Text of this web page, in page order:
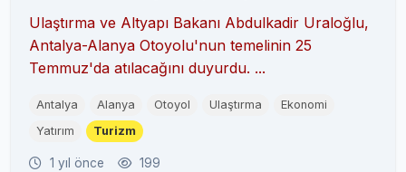
Ulaştırma ve Altyapı Bakanı Abdulkadir Uraloğlu,
Antalya-Alanya Otoyolu'nun temelinin 25
Temmuz'da atılacağını duyurdu. ...
Antalya Alanya Otoyol Ulaştırma
Ekonomi
Yatırım
Turizm
1 yıl önce 199